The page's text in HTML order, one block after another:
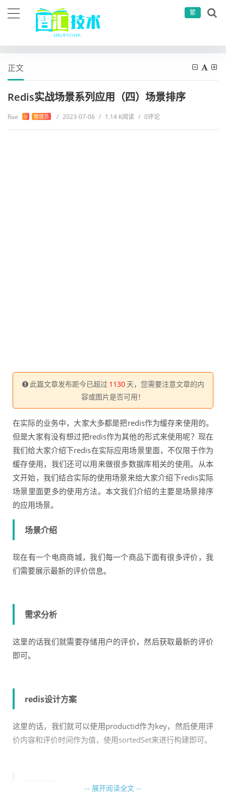
繁
正文
Redis实战场景系列应用（四）场景排序
Rae V 管理员 / 2023-07-06 / 1.14 K阅读 / 0评论
此篇文章发布距今已超过 1130 天，您需要注意文章的内
容或图片是否可用！
在实际的业务中，大家大多都是把redis作为缓存来使用的。
但是大家有没有想过把redis作为其他的形式来使用呢？现在
我们给大家介绍下redis在实际应用场景里面，不仅限于作为
缓存使用，我们还可以用来做很多数据库相关的使用。从本
文开始，我们结合实际的使用场景来给大家介绍下redis实际
场景里面更多的使用方法。本文我们介绍的主要是场景排序
的应用场景。
场景介绍
现在有一个电商商城，我们每一个商品下面有很多评价，我
们需要展示最新的评价信息。
需求分析
这里的话我们就需要存储用户的评价，然后获取最新的评价
即可。
redis设计方案
这里的话，我们就可以使用productid作为key，然后使用评
价内容和评价时间作为值，使用sortedSet来进行构建即可。
-- 展开阅读全文 --